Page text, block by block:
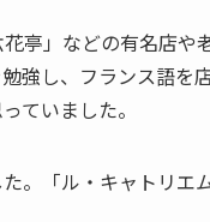
亭」などの有名店や
強し、フランス語を
ていました。
。「ル・キャトリエム